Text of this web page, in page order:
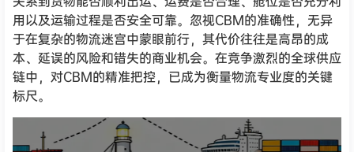
用以及运输过程是否安全可靠。忽视CBM的准确性，无异
于在复杂的物流迷宫中蒙眼前行，其代价往往是高昂的成
本、延误的风险和错失的商业机会。在竞争激烈的全球供应
链中，对CBM的精准把控，已成为衡量物流专业度的关键
标尺。